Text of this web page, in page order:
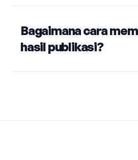
Bagaimana cara
hasil publikasi?